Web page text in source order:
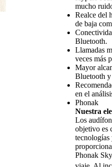
mucho
Realce del
de baja
Bluetooth.
Llamadas
veces más
Mayor
Bluetooth y
en el
Phonak
Nuestra
Los
objetivo es
tecnologías
Phonak